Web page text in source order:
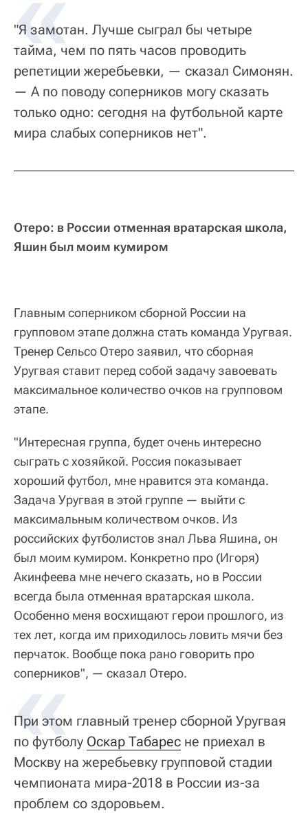
"Я замотан. Лучше сыграл бы четыре
тайма, чем по пять часов проводить
репетиции жеребьевки, — сказал Симонян.
— А по поводу соперников могу сказать
только одно: сегодня на футбольной карте
мира слабых соперников нет".
Отеро: в России отменная вратарская школа,
Яшин был моим кумиром
Главным соперником сборной России на
групповом этапе должна стать команда Уругвая.
Тренер Сельсо Отеро заявил, что сборная
Уругвая ставит перед собой задачу завоевать
максимальное количество очков на групповом
этапе.
"Интересная группа, будет очень интересно
сыграть с хозяйкой. Россия показывает
хороший футбол, мне нравится эта команда.
Задача Уругвая в этой группе — выйти с
максимальным количеством очков. Из
российских футболистов знал Льва Яшина, он
был моим кумиром. Конкретно про (Игоря)
Акинфеева мне нечего сказать, но в России
всегда была отменная вратарская школа.
Особенно меня восхищают герои прошлого, из
тех лет, когда им приходилось ловить мячи без
перчаток. Вообще пока рано говорить про
соперников", — сказал Отеро.
При этом главный тренер сборной Уругвая
по футболу Оскар Табарес не приехал в
Москву на жеребьевку групповой стадии
чемпионата мира-2018 в России из-за
проблем со здоровьем.